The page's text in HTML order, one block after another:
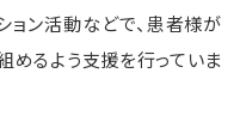
ョン活動などで、患者様が
めるよう支援を行っていま